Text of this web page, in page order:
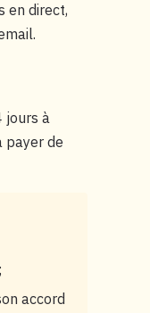
en direct,
jours à
payer de
accord